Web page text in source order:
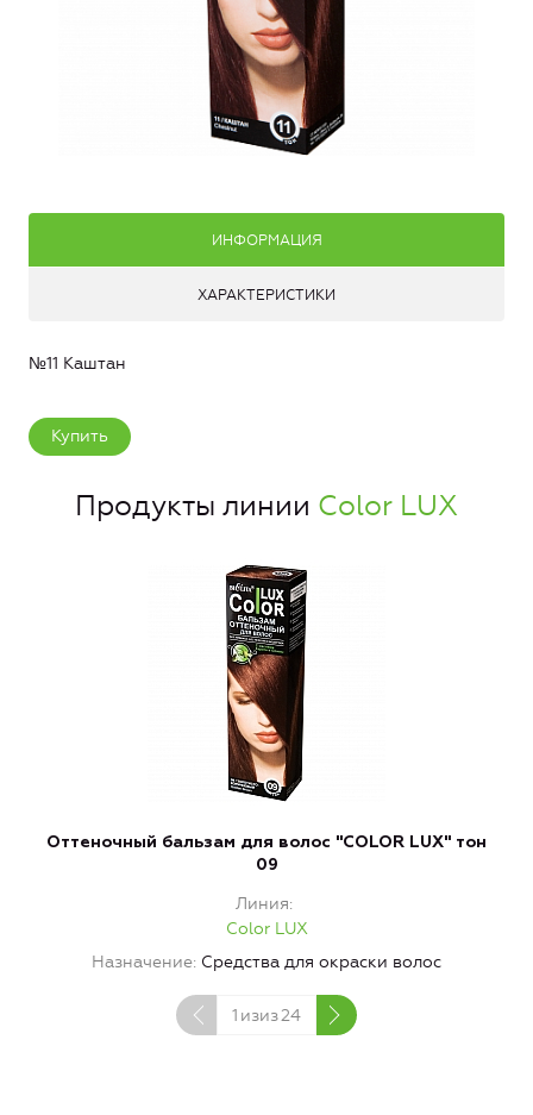
ИНФОРМАЦИЯ
ХАРАКТЕРИСТИКИ
№11 Каштан
Купить
Продукты линии Color LUX
Оттеночный бальзам для волос "COLOR LUX" тон
09
Линия
Color LUX
Назначение Средства для окраски волос
1 изиз24